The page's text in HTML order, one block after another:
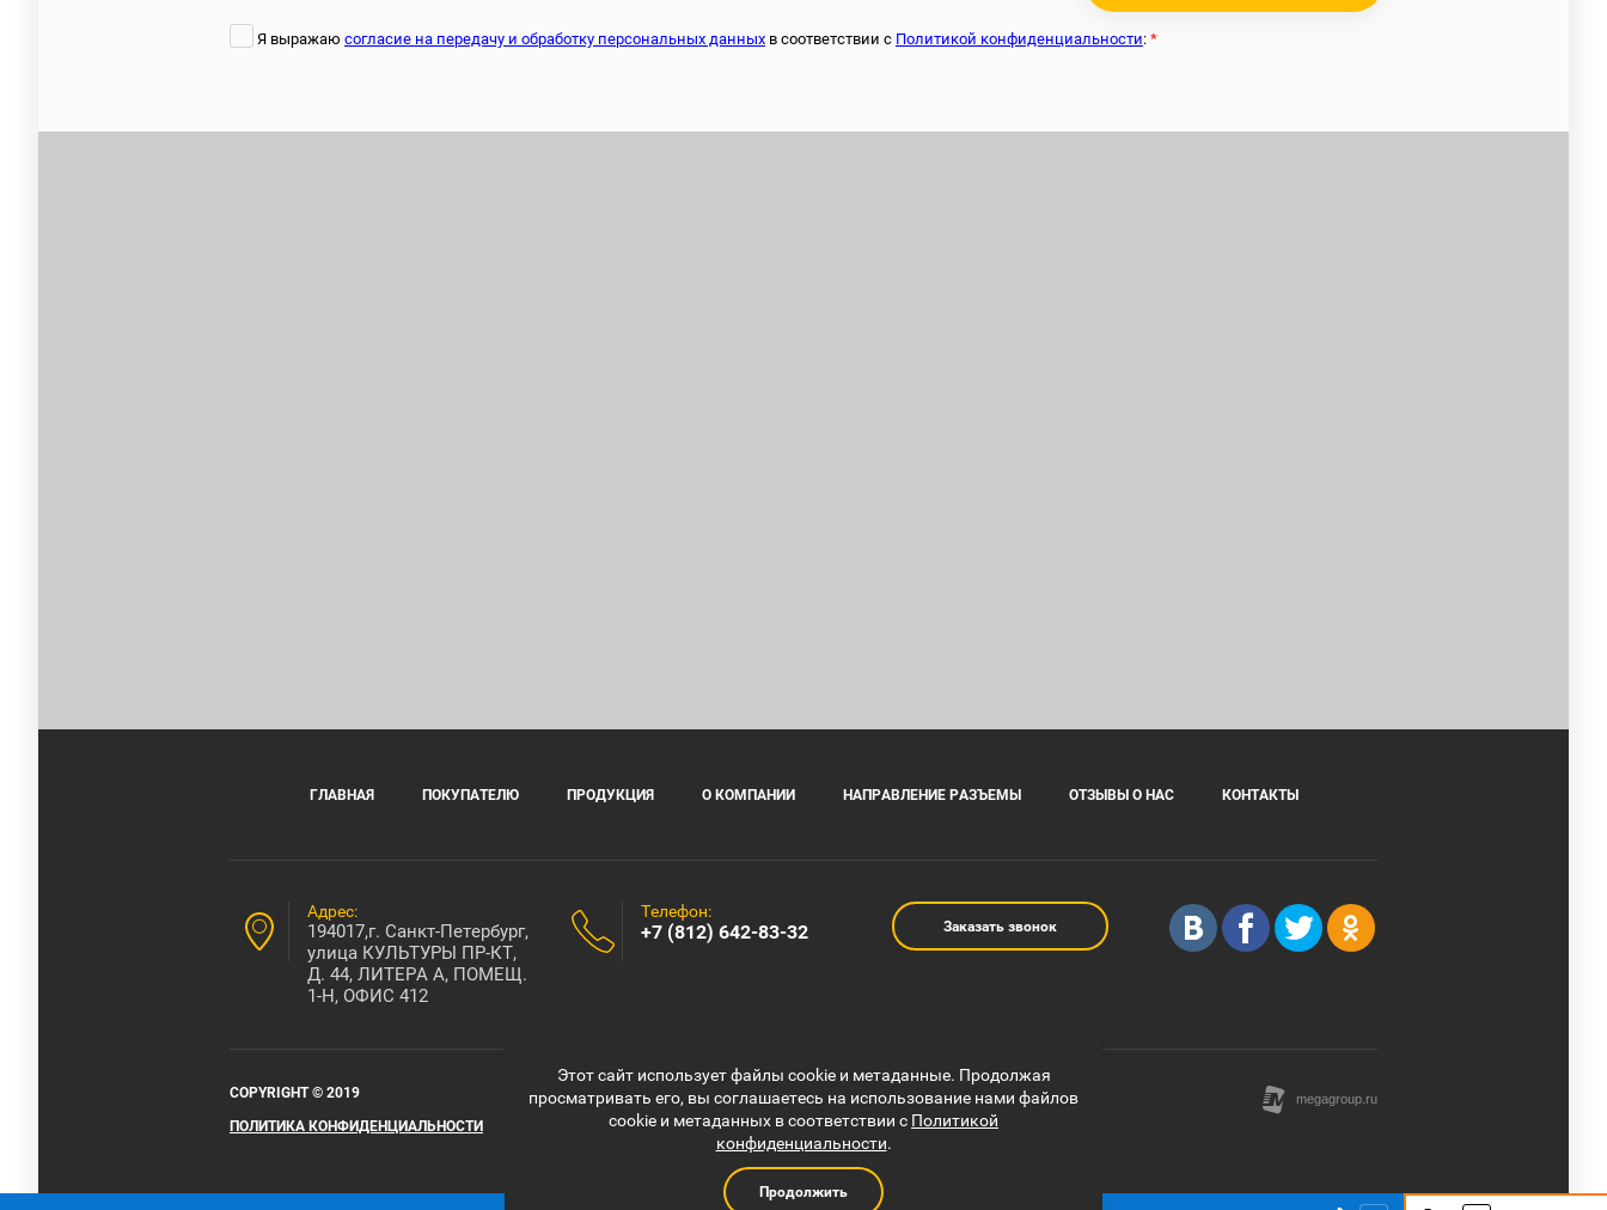
Я выражаю согласие на передачу и обработку персональных данных в соответствии с Политикой конфиденциальности: *
ГЛАВНАЯ ПОКУПАТЕЛЮ ПРОДУКЦИЯ О КОМПАНИИ НАПРАВЛЕНИЕ РАЗЪЕМЫ ОТЗЫВЫ О НАС КОНТАКТЫ
Адрес:
194017,г. Санкт-Петербург,
улица КУЛЬТУРЫ ПР-КТ,
Д. 44, ЛИТЕРА А, ПОМЕЩ.
1-Н, ОФИС 412
Телефон:
+7 (812) 642-83-32 Заказать звонок
COPYRIGHT © 2019
ПОЛИТИКА КОНФИДЕНЦИАЛЬНОСТИ
Этот сайт использует файлы cookie и метаданные. Продолжая
просматривать его, вы соглашаетесь на использование нами файлов
cookie и метаданных в соответствии с Политикой
конфиденциальности.
Продолжить